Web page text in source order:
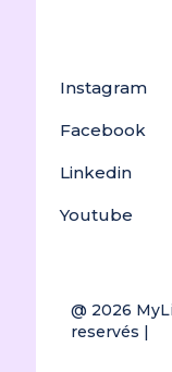
Instagram
Facebook
Linkedin
Youtube
@ 2026
reservés |